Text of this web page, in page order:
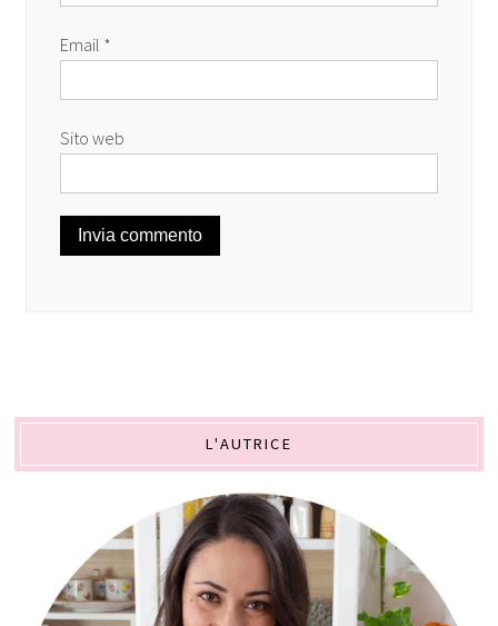
Email *
Sito web
L'AUTRICE